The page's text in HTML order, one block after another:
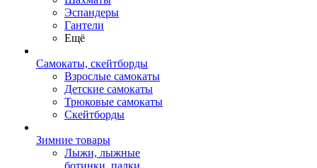
Эспандеры
Гантели
Ещё
Самокаты, скейтборды
Взрослые самокаты
Детские самокаты
Трюковые самокаты
Скейтборды
Зимние товары
Лыжи, лыжные
ботинки, палки